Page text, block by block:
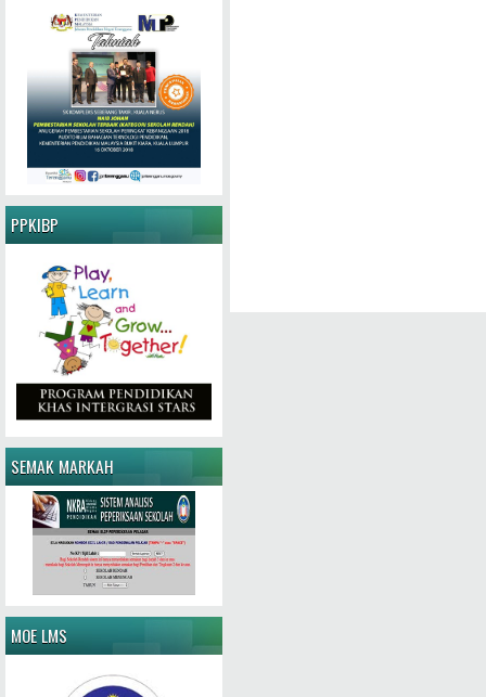
PPKIBP
SEMAK MARKAH
MOE LMS